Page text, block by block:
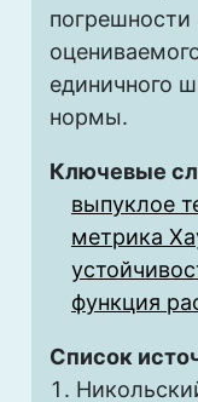
единичного
нормы.
Ключевые
выпуклое
метрика
функция
Список